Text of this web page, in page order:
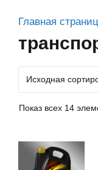
Главная
Показ всех 14